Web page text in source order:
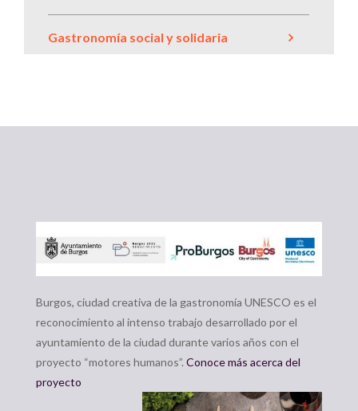
Gastronomía social y solidaria
Burgos, ciudad creativa de la gastronomía UNESCO es el
reconocimiento al intenso trabajo desarrollado por el
ayuntamiento de la ciudad durante varios años con el
proyecto “motores humanos”. Conoce más acerca del
proyecto